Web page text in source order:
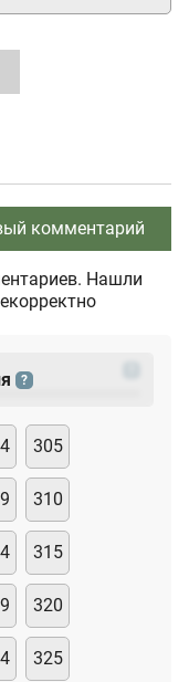
комментарий
Нашли
?
305
310
315
320
325